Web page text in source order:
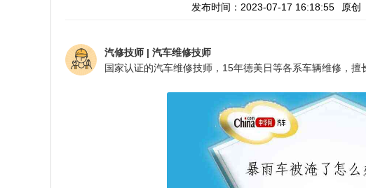
发布时间：2023-07-17 16:18:55 原创
汽修技师 | 汽车维修技师